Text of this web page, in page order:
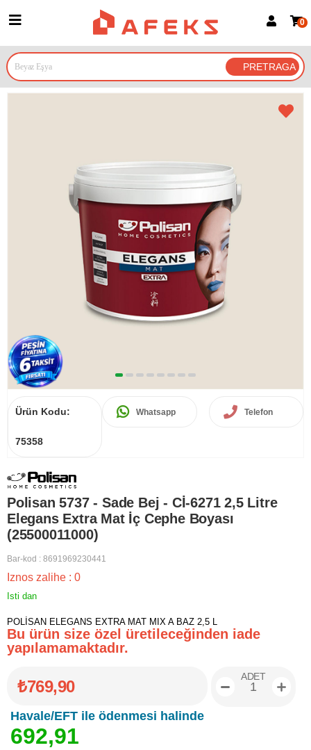
Prijava za članove
Prijavite se Google nalogom
0
Ürün Kodu:
75358
Whatsapp Telefon
Polisan 5737 - Sade Bej - Cİ-6271 2,5 Litre
Elegans Extra Mat İç Cephe Boyası
(25500011000)
Bar-kod : 8691969230441
Iznos zalihe : 0
Isti dan
POLİSAN ELEGANS EXTRA MAT MIX A BAZ 2,5 L
Bu ürün size özel üretileceğinden iade
yapılamamaktadır.
₺769,90
Havale/EFT ile ödenmesi halinde
692,91
ADET